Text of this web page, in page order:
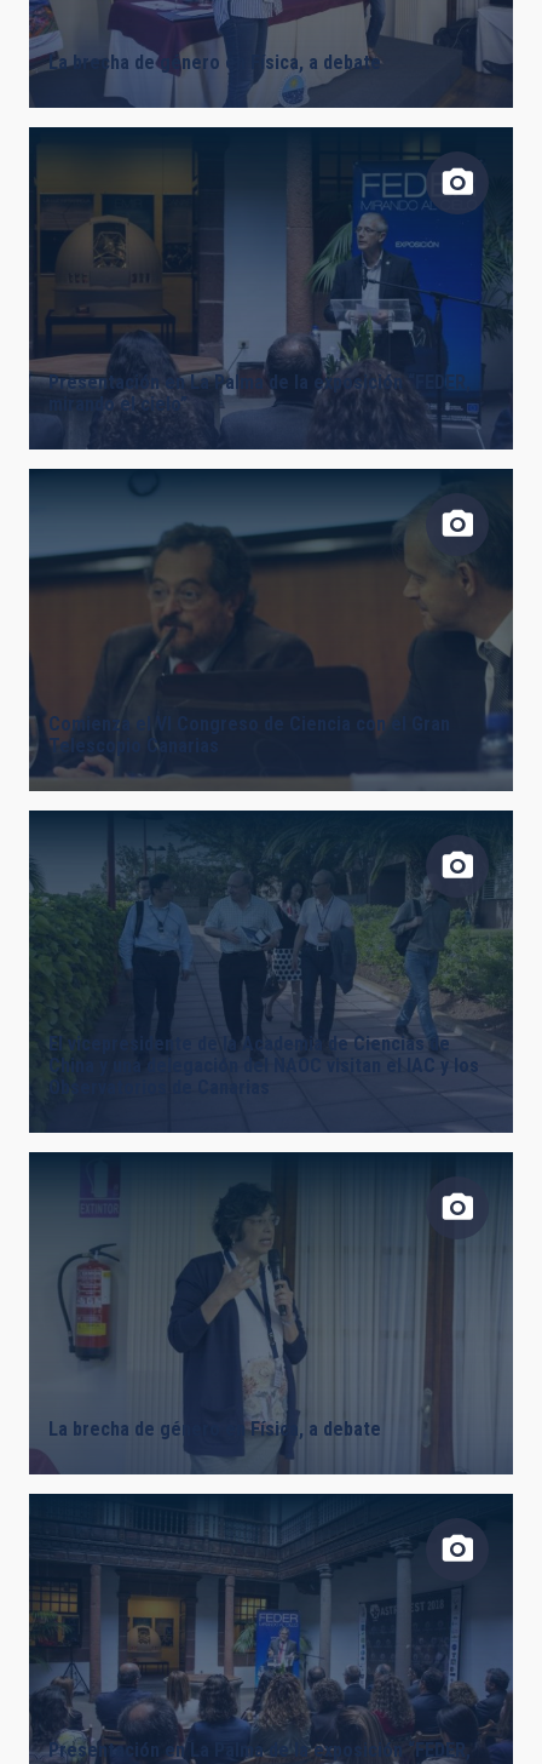
ETIQUETAS LIBRES
FECHA DE CREACIÓN ORDENAR POR ORDEN
La brecha de género en Física, a debate
Presentación en La Palma de la exposición “FEDER,
mirando el cielo”
Comienza el VI Congreso de Ciencia con el Gran
Telescopio Canarias
El vicepresidente de la Academia de Ciencias de
China y una delegación del NAOC visitan el IAC y los
La brecha de género en Física, a debate
Presentación en La Palma de la exposición “FEDER,